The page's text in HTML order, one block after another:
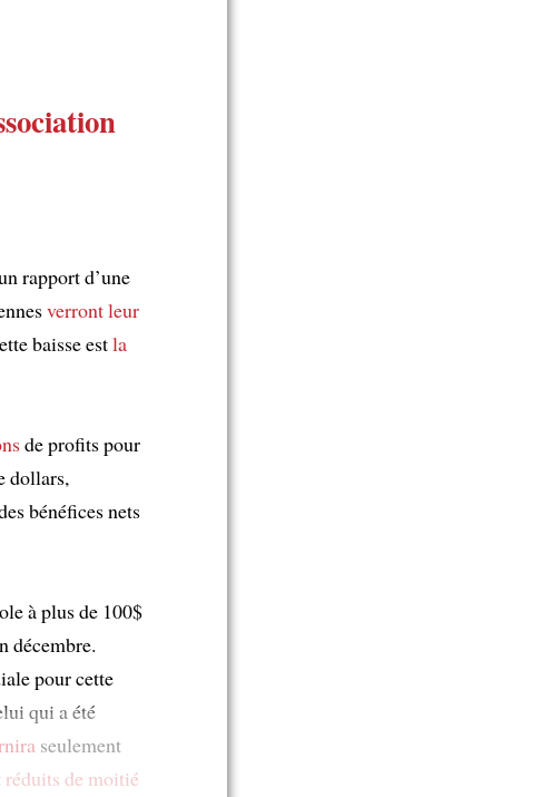
rapport d’une
verront leur
baisse estla
de profits pour
dollars,
bénéfices nets
à plus de 100$
décembre.
pour cette
qui a été
seulement
réduits de moitié